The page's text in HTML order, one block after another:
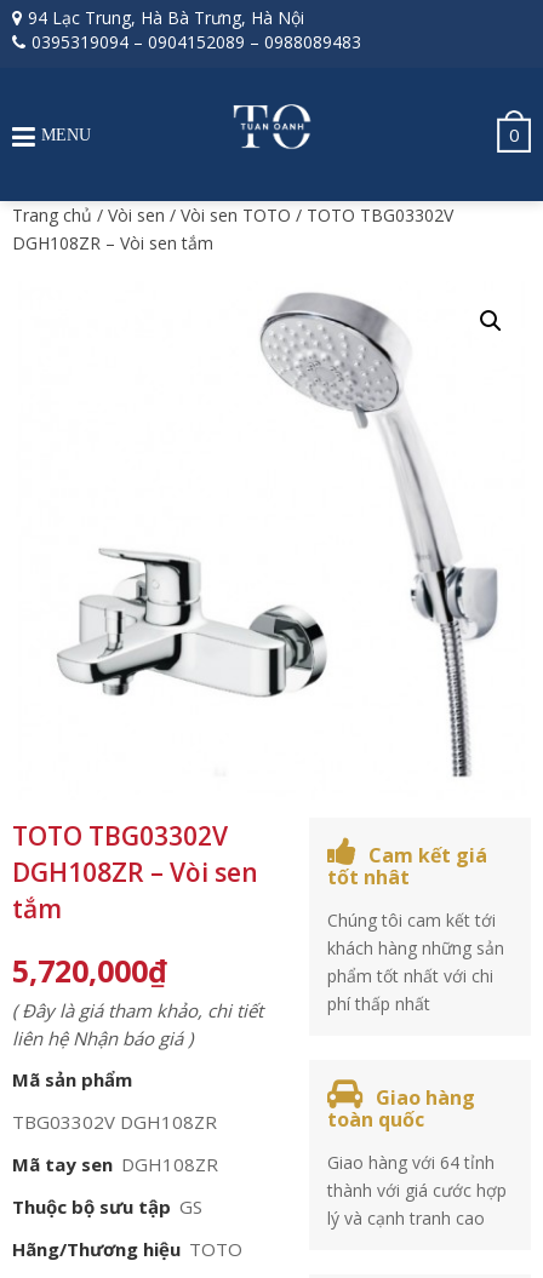
94 Lạc Trung, Hà Bà Trưng, Hà Nội
0395319094 – 0904152089 – 0988089483
0
MENU
Trang chủ / Vòi sen / Vòi sen TOTO / TOTO TBG03302V
DGH108ZR – Vòi sen tắm
TOTO TBG03302V
DGH108ZR – Vòi sen
tắm
5,720,000₫
( Đây là giá tham khảo, chi tiết
liên hệ Nhận báo giá )
Mã sản phẩm
TBG03302V DGH108ZR
Mã tay sen DGH108ZR
Thuộc bộ sưu tập GS
Hãng/Thương hiệu TOTO
Cam kết giá
tốt nhât
Chúng tôi cam kết tới
khách hàng những sản
phẩm tốt nhất với chi
phí thấp nhất
Giao hàng
toàn quốc
Giao hàng với 64 tỉnh
thành với giá cước hợp
lý và cạnh tranh cao